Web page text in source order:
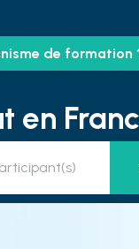
de formation
en